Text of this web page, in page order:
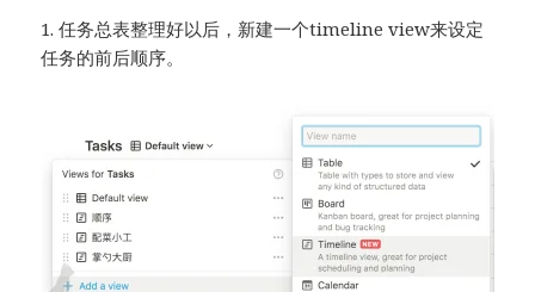
1. 任务总表整理好以后，新建一个timeline view来设定
任务的前后顺序。